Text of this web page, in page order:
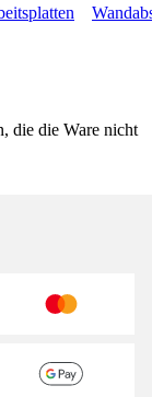
die die Ware nicht